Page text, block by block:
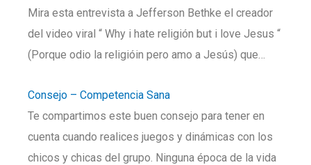
Mira esta entrevista a Jefferson Bethke el creador
del video viral “ Why i hate religión but i love Jesus “
(Porque odio la religióin pero amo a Jesús) que…
Consejo – Competencia Sana
Te compartimos este buen consejo para tener en
cuenta cuando realices juegos y dinámicas con los
chicos y chicas del grupo. Ninguna época de la vida